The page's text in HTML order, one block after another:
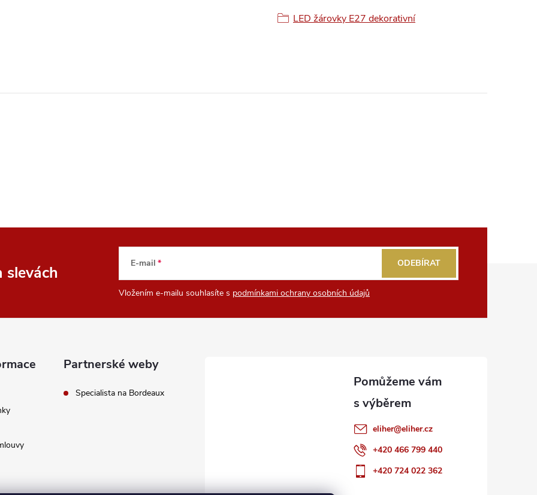
LED žárovky E27 dekorativní
slevách E-mail
Vložením e-mailu souhlasíte s podmínkami ochrany osobních údajů
ODEBÍRAT
Partnerské weby
Specialista na Bordeaux
eliher@eliher.cz
+420 466 799 440
+420 724 022 362